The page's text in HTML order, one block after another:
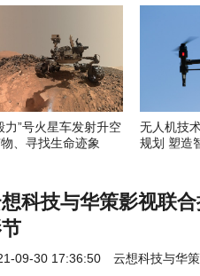
力”号火星车发射升空
、寻找生命迹象
无人机技
规划 塑造
科技与华策影视联
09-30 17:36:50 云想科技与华